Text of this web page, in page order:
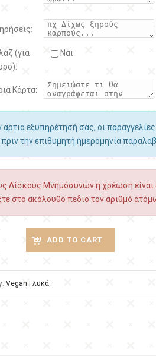
(για
Ναι
Κάρτα:
άρτια εξυπηρέτησή σας, οι
την επιθυμητή ημερομηνία
Δίσκους Μνημόσυνων η χρέωση
στο ακόλουθο πεδίο τον αριθμό
ADD TO CART
Vegan Γλυκά